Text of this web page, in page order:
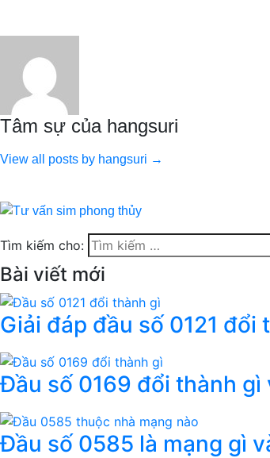
Tâm sự của hangsuri
View all posts by hangsuri →
Tìm kiếm cho:
Bài viết mới
Giải đáp đầu số 0121
Đầu số 0169 đổi thành gì
Đầu số 0585 là mạng gì